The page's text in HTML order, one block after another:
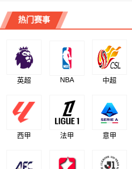
热门赛事
英超 NBA 中超
西甲 法甲 意甲